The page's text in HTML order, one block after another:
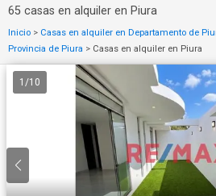
65 casas en alquiler en Piura
Inicio > Casas en alquiler en Departamento de
Provincia de Piura > Casas en alquiler en Piura
1 /10